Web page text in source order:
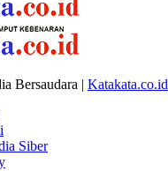
Bersaudara | Katakata.co.id
Siber